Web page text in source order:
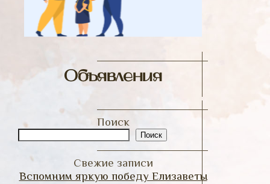
Объявления
Поиск
Поиск
Свежие записи
Вспомним яркую победу Елизаветы